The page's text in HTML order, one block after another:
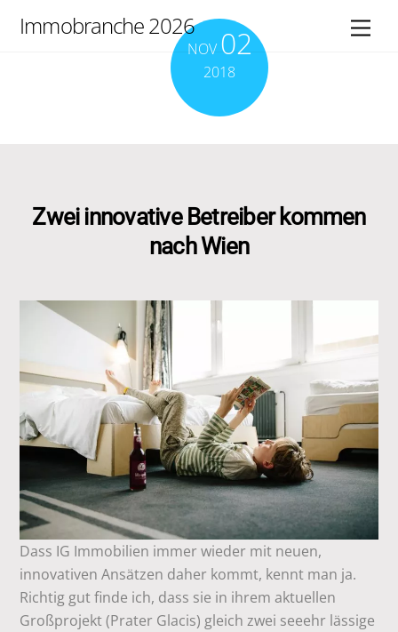
Immobranche 2026
NOV 02
2018
Zwei innovative Betreiber kommen
nach Wien
Dass IG Immobilien immer wieder mit neuen,
innovativen Ansätzen daher kommt, kennt man ja.
Richtig gut finde ich, dass sie in ihrem aktuellen
Großprojekt (Prater Glacis) gleich zwei seeehr lässige